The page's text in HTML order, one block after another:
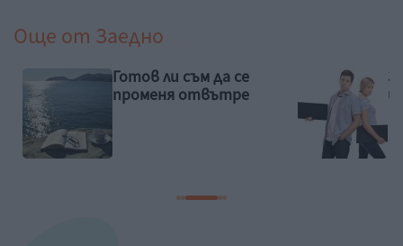
Още от Заедно
Готов ли съм да се
променя отвътре